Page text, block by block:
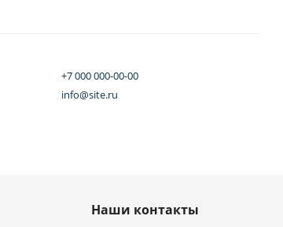
+7 000 000-00-00
info@site.ru
Наши контакты